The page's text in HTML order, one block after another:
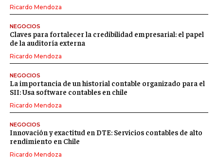
Ricardo Mendoza
NEGOCIOS
Claves para fortalecer la credibilidad empresarial: el papel
de la auditoría externa
Ricardo Mendoza
NEGOCIOS
La importancia de un historial contable organizado para el
SII: Usa software contables en chile
Ricardo Mendoza
NEGOCIOS
Innovación y exactitud en DTE: Servicios contables de alto
rendimiento en Chile
Ricardo Mendoza